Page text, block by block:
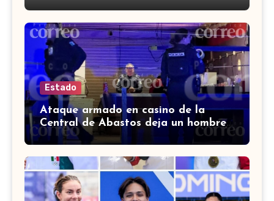
Estado
Ataque armado en casino de la
Central de Abastos deja un hombre
muerto en León